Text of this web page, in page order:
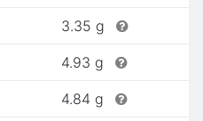
3.35 g
4.93 g
4.84 g